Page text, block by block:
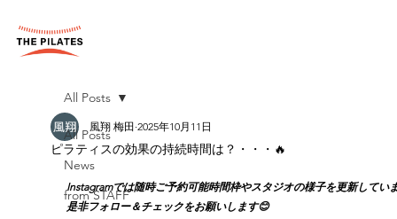
All Posts
News
from STAFF
All Posts
ピラティスの効果の持続時間は？・・・🔥
風翔 梅田 2025年10月11日
Instagramでは随時ご予約可能時間枠やスタジオの様子を更新してい
是非フォロー＆チェックをお願いします😊